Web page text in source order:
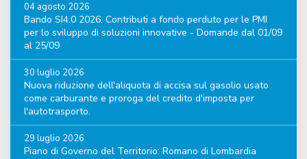
04 agosto 2026
Bando SI4.0 2026. Contributi a fondo perduto per le PMI
per lo sviluppo di soluzioni innovative - Domande dal 01/09
al 25/09
30 luglio 2026
Nuova riduzione dell'aliquota di accisa sul gasolio usato
come carburante e proroga del credito d'imposta per
l'autotrasporto.
29 luglio 2026
Piano di Governo del Territorio: Romano di Lombardia